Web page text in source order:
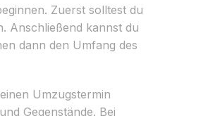
Zuerst solltest du
Anschließend kannst du
dann den Umfang des
Umzugstermin
Gegenstände. Bei